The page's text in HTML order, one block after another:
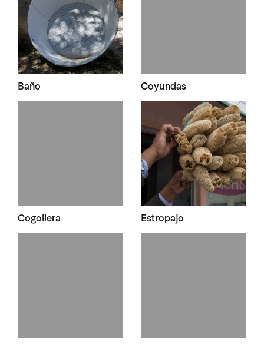
Baño Coyundas
Cogollera Estropajo